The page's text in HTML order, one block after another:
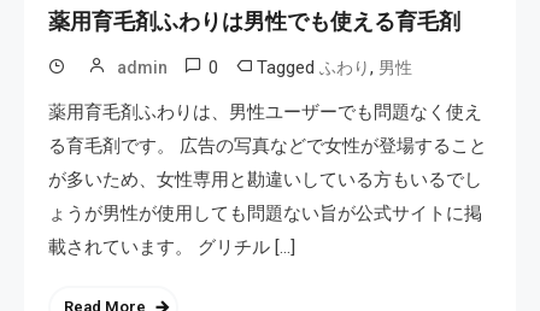
薬用育毛剤ふわりは男性でも使える育毛剤
admin 0 Tagged ふわり, 男性
薬用育毛剤ふわりは、男性ユーザーでも問題なく使え
る育毛剤です。 広告の写真などで女性が登場すること
が多いため、女性専用と勘違いしている方もいるでし
ょうが男性が使用しても問題ない旨が公式サイトに掲
載されています。 グリチル […]
Read More